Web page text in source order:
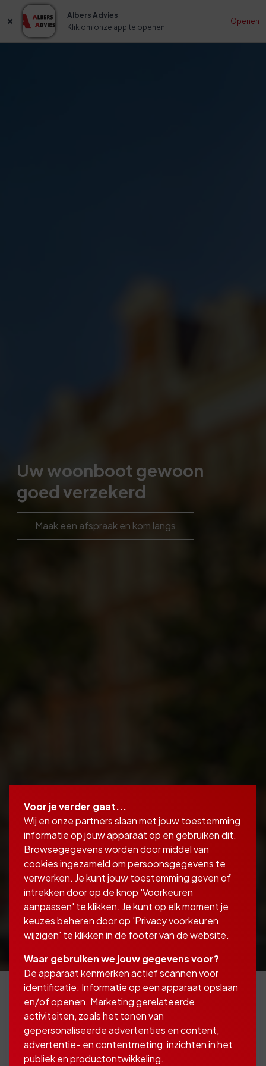
Albers Advies
Klik om onze app te openen
Openen
Uw woonboot gewoon
goed verzekerd
Maak een afspraak en kom langs
Woonboot- of
woonarkverzekering
Voor je verder gaat...
Wij en onze partners slaan met jouw toestemming
informatie op jouw apparaat op en gebruiken dit.
Browsegegevens worden door middel van
cookies ingezameld om persoonsgegevens te
verwerken. Je kunt jouw toestemming geven of
intrekken door op de knop 'Voorkeuren
aanpassen' te klikken. Je kunt op elk moment je
keuzes beheren door op 'Privacy voorkeuren
wijzigen' te klikken in de footer van de website.
Waar gebruiken we jouw gegevens voor?
De apparaat kenmerken actief scannen voor
identificatie. Informatie op een apparaat opslaan
en/of openen. Marketing gerelateerde
activiteiten, zoals het tonen van
gepersonaliseerde advertenties en content,
advertentie- en contentmeting, inzichten in het
publiek en productontwikkeling.